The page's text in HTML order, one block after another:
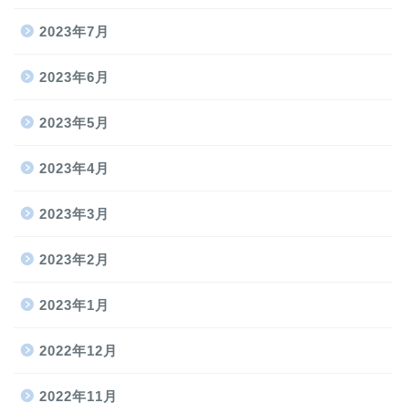
2023年7月
2023年6月
2023年5月
2023年4月
2023年3月
2023年2月
2023年1月
2022年12月
2022年11月